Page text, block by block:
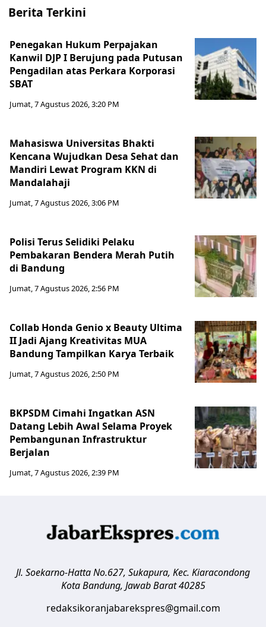
Berita Terkini
Penegakan Hukum Perpajakan
Kanwil DJP I Berujung pada Putusan
Pengadilan atas Perkara Korporasi
SBAT
Jumat, 7 Agustus 2026, 3:20 PM
Mahasiswa Universitas Bhakti
Kencana Wujudkan Desa Sehat dan
Mandiri Lewat Program KKN di
Mandalahaji
Jumat, 7 Agustus 2026, 3:06 PM
Polisi Terus Selidiki Pelaku
Pembakaran Bendera Merah Putih
di Bandung
Jumat, 7 Agustus 2026, 2:56 PM
Collab Honda Genio x Beauty Ultima
II Jadi Ajang Kreativitas MUA
Bandung Tampilkan Karya Terbaik
Jumat, 7 Agustus 2026, 2:50 PM
BKPSDM Cimahi Ingatkan ASN
Datang Lebih Awal Selama Proyek
Pembangunan Infrastruktur
Berjalan
Jumat, 7 Agustus 2026, 2:39 PM
Jl. Soekarno-Hatta No.627, Sukapura, Kec. Kiaracondong
Kota Bandung, Jawab Barat 40285
redaksikoranjabarekspres@gmail.com